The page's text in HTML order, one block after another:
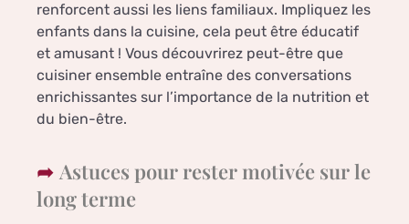
renforcent aussi les liens familiaux. Impliquez les
enfants dans la cuisine, cela peut être éducatif
et amusant ! Vous découvrirez peut-être que
cuisiner ensemble entraîne des conversations
enrichissantes sur l’importance de la nutrition et
du bien-être.
Astuces pour rester motivée sur le
long terme